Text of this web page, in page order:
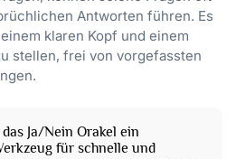
Antworten führen. Es
klaren Kopf und einem
stellen, frei von vorgefassten
Ja/Nein Orakel ein
für schnelle und